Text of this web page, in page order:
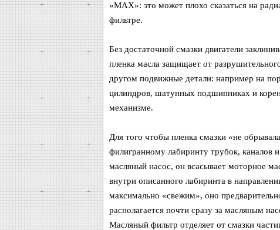
«МАХ»: это может плохо сказаться на
фильтре.
Без достаточной смазки двигатели
пленка масла защищает от
другом подвижные детали: например на
цилиндров, шатунных подшипниках и
механизме.
Для того чтобы пленка смазки «не
филигранному лабиринту трубок, каналов
масляный насос, он всасывает моторное
внутри описанного лабиринта в
максимально «свежим», оно
располагается почти сразу за масляным
Масляный фильтр отделяет от смазки